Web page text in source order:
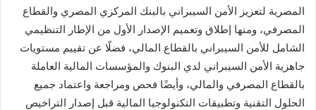
المصرية لتعزيز الأمن السيبراني بالبنك المركزي المصري والقطاع
المصرفي، ومنها إطلاق وتعميم الإصدار الأول من الإطار التنظيمي
الشامل للأمن السيبراني بالقطاع المالي، فضلًا عن تقييم مستويات
جاهزية الأمن السيبراني لدي البنوك والمؤسسات المالية العاملة
بالقطاع المصرفي والمالي، وأيضًا فحص ومراجعة واعتماد جميع
الحلول التقنية وتطبيقات التكنولوجيا المالية قبل إصدار التراخيص